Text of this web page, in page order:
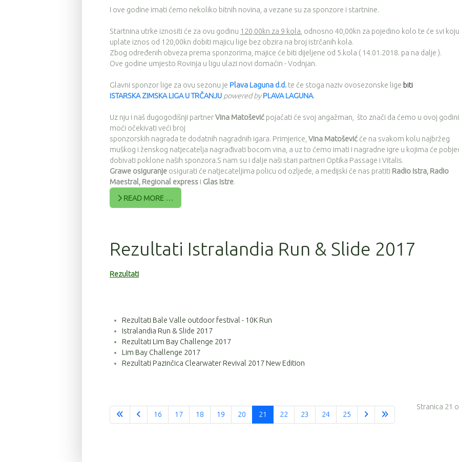
I ove godine imati ćemo nekoliko bitnih novina, a vezane su za sponzore i startnine.
Startnina utrke iznositi će za ovu godinu 120,00kn za 9 kola, odnosno 40,00kn za pojedino kolo te će svi koju
uplate iznos od 120,00kn dobiti majicu lige bez obzira na broj istrčanih kola.
Zbog određenih obveza prema sponzorima, majice će biti dijeljene od 5.kola ( 14.01.2018. pa na dalje ).
Ove godine umjesto Rovinja u ligu ulazi novi domaćin - Vodnjan.
Glavni sponzor lige za ovu sezonu je Plava Laguna d.d. te će stoga naziv ovosezonske lige biti
ISTARSKA ZIMSKA LIGA U TRČANJU powered by PLAVA LAGUNA.
Uz nju i naš dugogodišnji partnerVina Matošević pojačati će svoj angažman, što znači da ćemo u ovoj godini
moći očekivati veći broj
sponzorskih nagrada te dodatnih nagradnih igara. Primjerice, Vina Matošević će na svakom kolu najbržeg
muškog i ženskog natjecatelja nagrađivati bocom vina, a uz to ćemo imati i nagradne igre u kojima će
dobivati poklone naših sponzora.S nam su i dalje naši stari partneri Optika Passage i Vitalis.
Grawe osiguranje osigurati će natjecateljima policu od ozljede, a medijski će nas pratiti Radio Istra, Radio
Maestral, Regional express i Glas Istre.
READ MORE …
Rezultati Istralandia Run & Slide 2017
Rezultati
Rezultati Bale Valle outdoor festival - 10K Run
Istralandia Run & Slide 2017
Rezultati Lim Bay Challenge 2017
Lim Bay Challenge 2017
Rezultati Pazinčica Clearwater Revival 2017 New Edition
Stranica 21
16
17 18 19 20 21 22 23 24 25